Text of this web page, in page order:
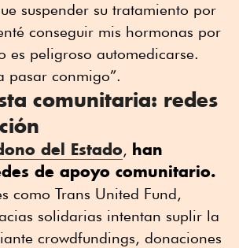
suspender su tratamiento por
conseguir mis hormonas por
es peligroso automedicarse.
pasar conmigo”.
comunitaria: redes
del Estado, han
de apoyo comunitario.
como Trans United Fund,
solidarias intentan suplir la
crowdfundings, donaciones